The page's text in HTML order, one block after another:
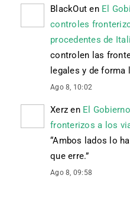
BlackOut en El
controles
procedentes de
controlen las
legales y de forma
Ago 8, 10:02
Xerz en El
fronterizos a los
“Ambos lados lo
que erre.”
Ago 8, 09:58